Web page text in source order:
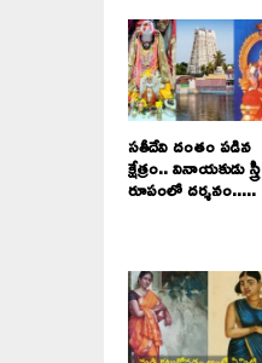
సతీదేవి దంతం పడిన
క్షేత్రం.. వినాయకుడు స్త్రీ
రూపంలో దర్శనం.....